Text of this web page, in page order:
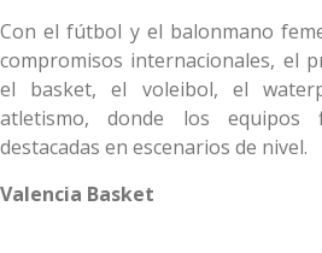
Con el fútbol y el balonmano
compromisos internacionales, el
el basket, el voleibol, el
atletismo, donde los equipos
destacadas en escenarios de nivel.
Valencia Basket